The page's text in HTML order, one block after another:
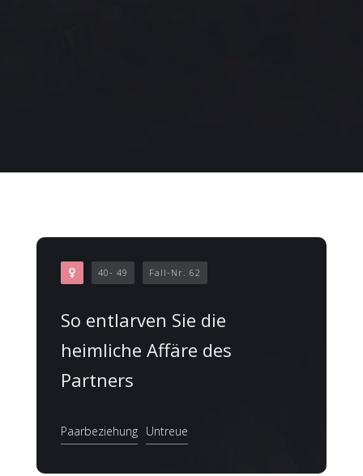
40- 49 Fall-Nr. 62
So entlarven Sie die
heimliche Affäre des
Partners
Paarbeziehung Untreue